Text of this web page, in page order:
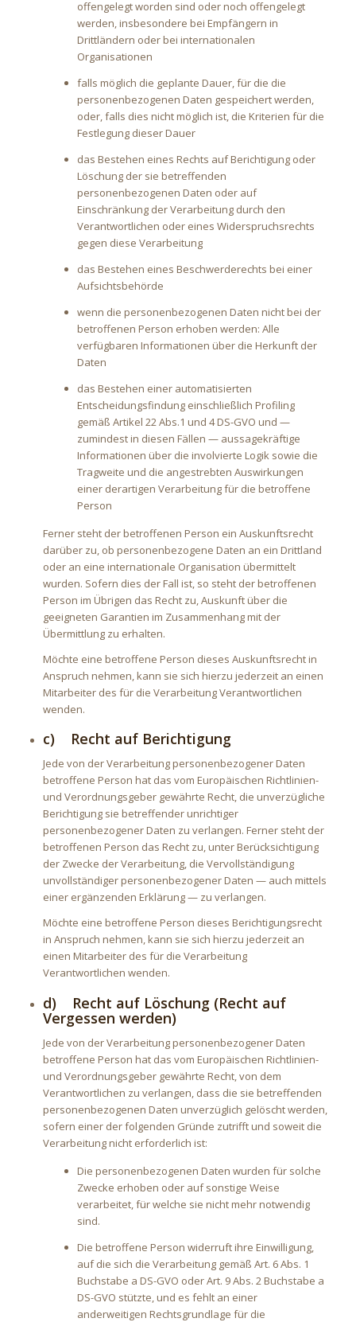
offengelegt worden sind oder noch offengelegt
werden, insbesondere bei Empfängern in
Drittländern oder bei internationalen
Organisationen
falls möglich die geplante Dauer, für die die
personenbezogenen Daten gespeichert werden,
oder, falls dies nicht möglich ist, die Kriterien für die
Festlegung dieser Dauer
das Bestehen eines Rechts auf Berichtigung oder
Löschung der sie betreffenden
personenbezogenen Daten oder auf
Einschränkung der Verarbeitung durch den
Verantwortlichen oder eines Widerspruchsrechts
gegen diese Verarbeitung
das Bestehen eines Beschwerderechts bei einer
Aufsichtsbehörde
wenn die personenbezogenen Daten nicht bei der
betroffenen Person erhoben werden: Alle
verfügbaren Informationen über die Herkunft der
Daten
das Bestehen einer automatisierten
Entscheidungsfindung einschließlich Profiling
gemäß Artikel 22 Abs.1 und 4 DS-GVO und —
zumindest in diesen Fällen — aussagekräftige
Informationen über die involvierte Logik sowie die
Tragweite und die angestrebten Auswirkungen
einer derartigen Verarbeitung für die betroffene
Person
Ferner steht der betroffenen Person ein Auskunftsrecht
darüber zu, ob personenbezogene Daten an ein Drittland
oder an eine internationale Organisation übermittelt
wurden. Sofern dies der Fall ist, so steht der betroffenen
Person im Übrigen das Recht zu, Auskunft über die
geeigneten Garantien im Zusammenhang mit der
Übermittlung zu erhalten.
Möchte eine betroffene Person dieses Auskunftsrecht in
Anspruch nehmen, kann sie sich hierzu jederzeit an einen
Mitarbeiter des für die Verarbeitung Verantwortlichen
wenden.
c) Recht auf Berichtigung
Jede von der Verarbeitung personenbezogener Daten
betroffene Person hat das vom Europäischen Richtlinien-
und Verordnungsgeber gewährte Recht, die unverzügliche
Berichtigung sie betreffender unrichtiger
personenbezogener Daten zu verlangen. Ferner steht der
betroffenen Person das Recht zu, unter Berücksichtigung
der Zwecke der Verarbeitung, die Vervollständigung
unvollständiger personenbezogener Daten — auch mittels
einer ergänzenden Erklärung — zu verlangen.
Möchte eine betroffene Person dieses Berichtigungsrecht
in Anspruch nehmen, kann sie sich hierzu jederzeit an
einen Mitarbeiter des für die Verarbeitung
Verantwortlichen wenden.
d) Recht auf Löschung (Recht auf
Vergessen werden)
Jede von der Verarbeitung personenbezogener Daten
betroffene Person hat das vom Europäischen Richtlinien-
und Verordnungsgeber gewährte Recht, von dem
Verantwortlichen zu verlangen, dass die sie betreffenden
personenbezogenen Daten unverzüglich gelöscht werden,
sofern einer der folgenden Gründe zutrifft und soweit die
Verarbeitung nicht erforderlich ist:
Die personenbezogenen Daten wurden für solche
Zwecke erhoben oder auf sonstige Weise
verarbeitet, für welche sie nicht mehr notwendig
sind.
Die betroffene Person widerruft ihre Einwilligung,
auf die sich die Verarbeitung gemäß Art. 6 Abs. 1
Buchstabe a DS-GVO oder Art. 9 Abs. 2 Buchstabe a
DS-GVO stützte, und es fehlt an einer
anderweitigen Rechtsgrundlage für die